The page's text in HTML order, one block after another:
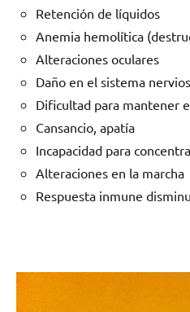
Retención de líquidos
Anemia hemolítica
Alteraciones oculares
Daño en el sistema
Dificultad para mantener
Cansancio, apatía
Incapacidad para
Alteraciones en la marcha
Respuesta inmune